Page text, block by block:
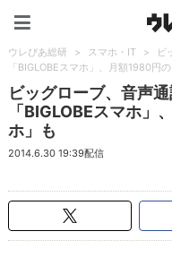
ウレぴあ総研 > スマホ・IT >
ビ
「BIGLOBEスマホ」、月額1980円
ビッグローブ、音声
「BIGLOBEスマホ
ホ」も
2014.6.30 19:39配信